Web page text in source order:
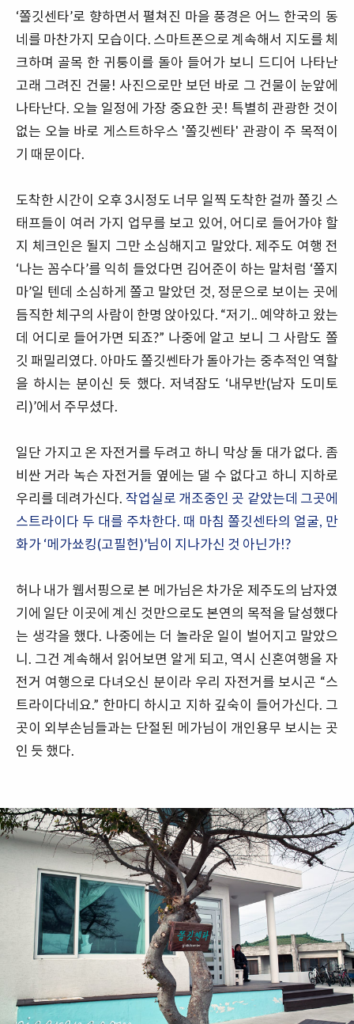
‘쫄깃센타’로 향하면서 펼쳐진 마을 풍경은 어느 한국의 동
네를 마찬가지 모습이다. 스마트폰으로 계속해서 지도를 체
크하며 골목 한 귀퉁이를 돌아 들어가 보니 드디어 나타난
고래 그려진 건물! 사진으로만 보던 바로 그 건물이 눈앞에
나타난다. 오늘 일정에 가장 중요한 곳! 특별히 관광한 것이
없는 오늘 바로 게스트하우스 '쫄깃쎈타' 관광이 주 목적이
기 때문이다.
도착한 시간이 오후 3시정도 너무 일찍 도착한 걸까 쫄깃 스
태프들이 여러 가지 업무를 보고 있어, 어디로 들어가야 할
지 체크인은 될지 그만 소심해지고 말았다. 제주도 여행 전
‘나는 꼼수다’를 익히 들었다면 김어준이 하는 말처럼 ‘쫄지
마’일 텐데 소심하게 쫄고 말았던 것, 정문으로 보이는 곳에
듬직한 체구의 사람이 한명 앉아있다. “저기.. 예약하고 왔는
데 어디로 들어가면 되죠?” 나중에 알고 보니 그 사람도 쫄
깃 패밀리였다. 아마도 쫄깃쎈타가 돌아가는 중추적인 역할
을 하시는 분이신 듯 했다. 저녁잠도 ‘내무반(남자 도미토
리)’에서 주무셨다.
일단 가지고 온 자전거를 두려고 하니 막상 둘 대가 없다. 좀
비싼 거라 녹슨 자전거들 옆에는 댈 수 없다고 하니 지하로
우리를 데려가신다. 작업실로 개조중인 곳 같았는데 그곳에
스트라이다 두 대를 주차한다. 때 마침 쫄깃센타의 얼굴, 만
화가 ‘메가쑈킹(고필헌)’님이 지나가신 것 아닌가!?
허나 내가 웹서핑으로 본 메가님은 차가운 제주도의 남자였
기에 일단 이곳에 계신 것만으로도 본연의 목적을 달성했다
는 생각을 했다. 나중에는 더 놀라운 일이 벌어지고 말았으
니. 그건 계속해서 읽어보면 알게 되고, 역시 신혼여행을 자
전거 여행으로 다녀오신 분이라 우리 자전거를 보시곤 “스
트라이다네요.” 한마디 하시고 지하 깊숙이 들어가신다. 그
곳이 외부손님들과는 단절된 메가님이 개인용무 보시는 곳
인 듯 했다.